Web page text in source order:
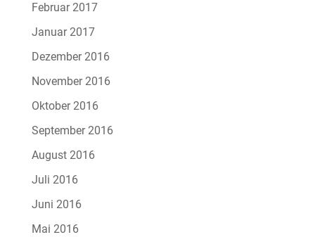
Februar 2017
Januar 2017
Dezember 2016
November 2016
Oktober 2016
September 2016
August 2016
Juli 2016
Juni 2016
Mai 2016